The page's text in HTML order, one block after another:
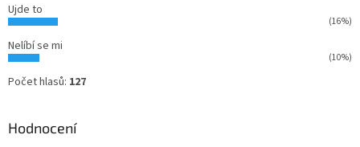
Ujde to
(16%)
Nelíbí se mi
(10%)
Počet hlasů: 127
Hodnocení